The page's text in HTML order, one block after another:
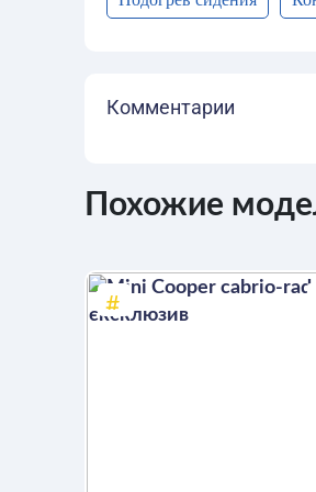
Комментарии
Похожие